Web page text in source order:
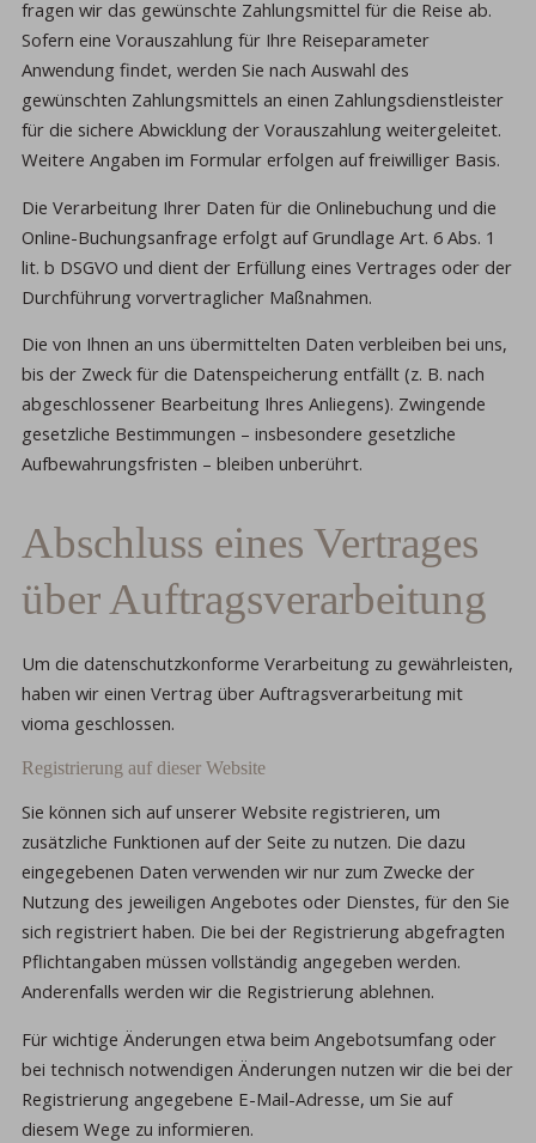
fragen wir das gewünschte Zahlungsmittel für die Reise ab.
Sofern eine Vorauszahlung für Ihre Reiseparameter
Anwendung findet, werden Sie nach Auswahl des
gewünschten Zahlungsmittels an einen Zahlungsdienstleister
für die sichere Abwicklung der Vorauszahlung weitergeleitet.
Weitere Angaben im Formular erfolgen auf freiwilliger Basis.
Die Verarbeitung Ihrer Daten für die Onlinebuchung und die
Online-Buchungsanfrage erfolgt auf Grundlage Art. 6 Abs. 1
lit. b DSGVO und dient der Erfüllung eines Vertrages oder der
Durchführung vorvertraglicher Maßnahmen.
Die von Ihnen an uns übermittelten Daten verbleiben bei uns,
bis der Zweck für die Datenspeicherung entfällt (z. B. nach
abgeschlossener Bearbeitung Ihres Anliegens). Zwingende
gesetzliche Bestimmungen – insbesondere gesetzliche
Aufbewahrungsfristen – bleiben unberührt.
Abschluss eines Vertrages
über Auftragsverarbeitung
Um die datenschutzkonforme Verarbeitung zu gewährleisten,
haben wir einen Vertrag über Auftragsverarbeitung mit
vioma geschlossen.
Registrierung auf dieser Website
Sie können sich auf unserer Website registrieren, um
zusätzliche Funktionen auf der Seite zu nutzen. Die dazu
eingegebenen Daten verwenden wir nur zum Zwecke der
Nutzung des jeweiligen Angebotes oder Dienstes, für den Sie
sich registriert haben. Die bei der Registrierung abgefragten
Pflichtangaben müssen vollständig angegeben werden.
Anderenfalls werden wir die Registrierung ablehnen.
Für wichtige Änderungen etwa beim Angebotsumfang oder
bei technisch notwendigen Änderungen nutzen wir die bei der
Registrierung angegebene E-Mail-Adresse, um Sie auf
diesem Wege zu informieren.